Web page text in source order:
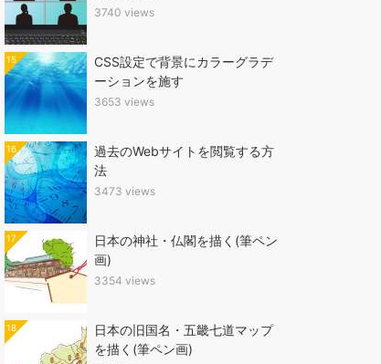
3740 views
15
CSS設定で背景にカラーグラデ
ーションを施す
3653 views
16
過去のWebサイトを閲覧する方
法
3473 views
17
日本の神社・仏閣を描く(筆ペン
画)
3354 views
18
日本の旧国名・五畿七道マップ
を描く(筆ペン画)